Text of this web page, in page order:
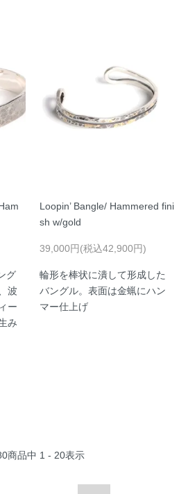
グ
波
ー
み
Loopin’ Bangle/ Hammered fini
sh w/gold
39,000円(税込42,900円)
輪形を棒状に潰して形成した
バングル。表面は金蝋にハン
マー仕上げ
商品中 1 - 20表示